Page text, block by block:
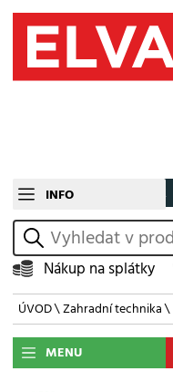
INFO CZ
vyhledat
Nákup na splátky
ÚVOD\Zahradní technika\
MENU